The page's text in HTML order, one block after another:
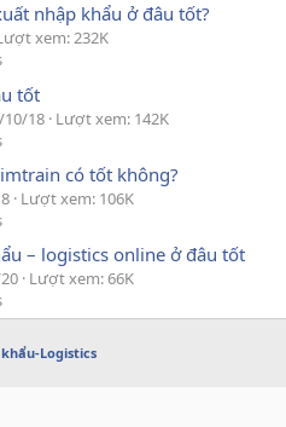
nhập khẩu ở đâu tốt?
xem: 232K
tốt
10/18 Lượt xem: 142K
có tốt không?
Lượt xem: 106K
– logistics online ở đâu tốt
Lượt xem: 66K
Logistics